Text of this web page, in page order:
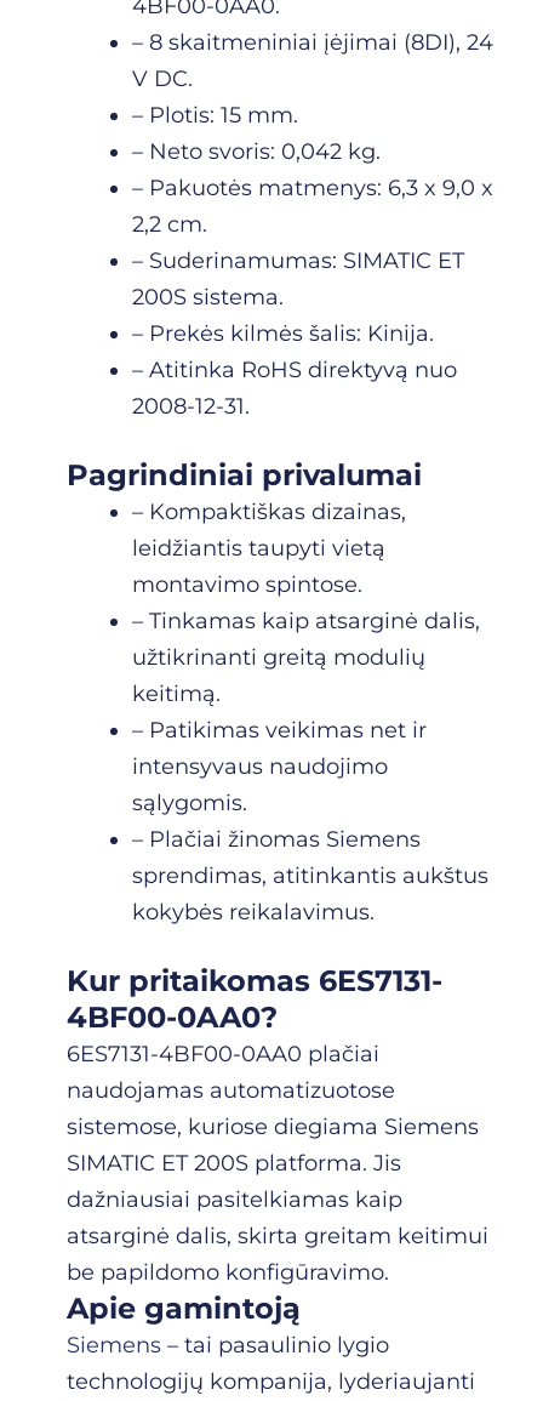
4BF00-0AA0.
– 8 skaitmeniniai įėjimai (8DI), 24
V DC.
– Plotis: 15 mm.
– Neto svoris: 0,042 kg.
– Pakuotės matmenys: 6,3 x 9,0 x
2,2 cm.
– Suderinamumas: SIMATIC ET
200S sistema.
– Prekės kilmės šalis: Kinija.
– Atitinka RoHS direktyvą nuo
2008-12-31.
Pagrindiniai privalumai
– Kompaktiškas dizainas,
leidžiantis taupyti vietą
montavimo spintose.
– Tinkamas kaip atsarginė dalis,
užtikrinanti greitą modulių
keitimą.
– Patikimas veikimas net ir
intensyvaus naudojimo
sąlygomis.
– Plačiai žinomas Siemens
sprendimas, atitinkantis aukštus
kokybės reikalavimus.
Kur pritaikomas 6ES7131-
4BF00-0AA0?
6ES7131-4BF00-0AA0 plačiai
naudojamas automatizuotose
sistemose, kuriose diegiama Siemens
SIMATIC ET 200S platforma. Jis
dažniausiai pasitelkiamas kaip
atsarginė dalis, skirta greitam keitimui
be papildomo konfigūravimo.
Apie gamintoją
Siemens – tai pasaulinio lygio
technologijų kompanija, lyderiaujanti